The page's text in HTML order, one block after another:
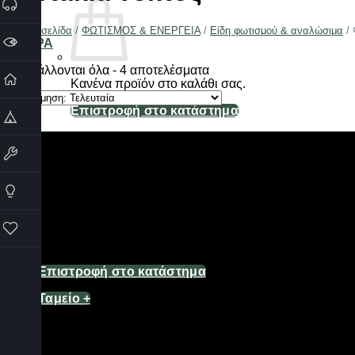
Κανένα προϊόν στο καλάθι σας.
Επιστροφή στο κατάστημα
Επιστροφή στο κατάστημα
Ταμείο +
Αρχική σελίδα / ΦΩΤΙΣΜΟΣ & ΕΝΕΡΓΕΙΑ / Είδη φωτισμού & αναλώσιμα /
ΦΙΛΤΡΑ
Προβάλλονται όλα - 4 αποτελέσματαSorted
by
latest